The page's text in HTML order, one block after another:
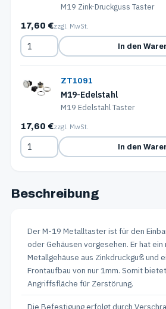
M19 Zink-Druckguss Taster
17,60 €zzgl. MwSt.
In den
ZT1091
M19-Edelstahl
M19 Edelstahl Taster
17,60 €zzgl. MwSt.
In den
Beschreibung
Der M-19 Metalltaster ist für den
oder Gehäusen vorgesehen. Er hat
Metallgehäuse aus Zinkdruckguß und
Frontaufbau von nur 1mm. Somit
Angriffsfläche für Zerstörung.
Die Befestigung erfolgt durch